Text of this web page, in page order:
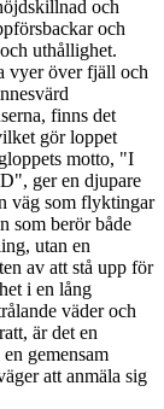
och
och
uthållighet.
vyer över fjäll och
finns det
gör loppet
motto, "I
ger en djupare
väg som flyktingar
som berör både
utan en
av att stå upp för
i en lång
väder och
är det en
gemensam
att anmäla sig